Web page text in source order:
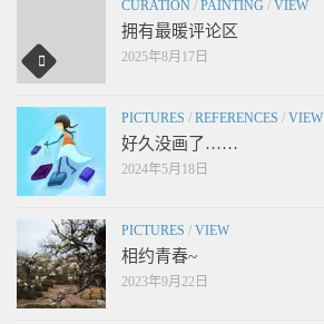
CURATION / PAINTING / VIEW
拥有最暖评论区
2025年8月17日
PICTURES / REFERENCES / VIEW
好久没画了……
2024年5月18日
PICTURES / VIEW
相约青春~
2023年9月22日